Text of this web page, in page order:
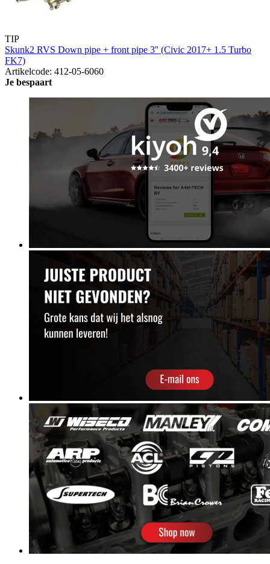
TIP
Skunk2 RVS Down pipe + front pipe 3'' (Civic 2017+ 1.5 Turbo
FK7)
Artikelcode: 412-05-6060
Je bespaart